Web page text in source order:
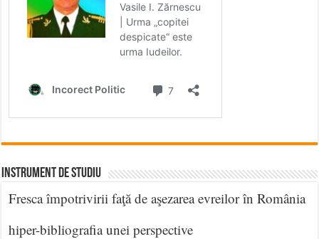
INSTRUMENT DE STUDIU
Fresca împotrivirii faţă de aşezarea evreilor în România
hiper-bibliografia unei perspective